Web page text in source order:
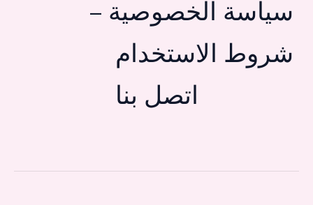
سياسة الخصوصية –
شروط الاستخدام
اتصل بنا